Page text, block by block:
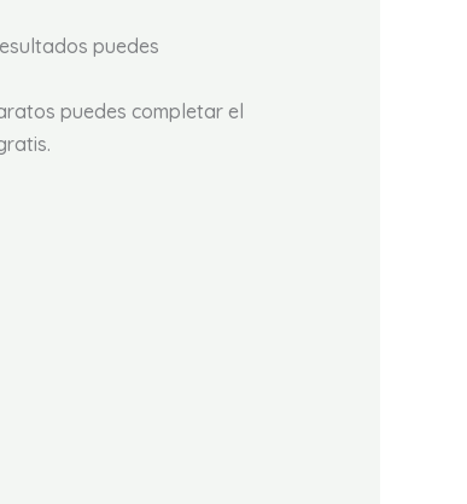
puedes
puedes completar el